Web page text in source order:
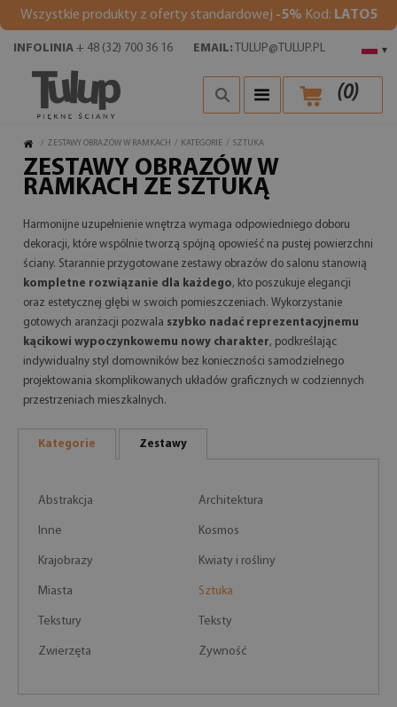
Wszystkie produkty z oferty standardowej -5% Kod: LATO5
▾
INFOLINIA + 48 (32) 700 36 16 EMAIL: TULUP@TULUP.PL
(0)
/ ZESTAWY OBRAZÓW W RAMKACH / KATEGORIE / SZTUKA
ZESTAWY OBRAZÓW W
RAMKACH ZE SZTUKĄ
Harmonijne uzupełnienie wnętrza wymaga odpowiedniego doboru
dekoracji, które wspólnie tworzą spójną opowieść na pustej powierzchni
ściany. Starannie przygotowane zestawy obrazów do salonu stanowią
kompletne rozwiązanie dla każdego, kto poszukuje elegancji
oraz estetycznej głębi w swoich pomieszczeniach. Wykorzystanie
gotowych aranżacji pozwala szybko nadać reprezentacyjnemu
kącikowi wypoczynkowemu nowy charakter, podkreślając
indywidualny styl domowników bez konieczności samodzielnego
projektowania skomplikowanych układów graficznych w codziennych
przestrzeniach mieszkalnych.
Kategorie Zestawy
Abstrakcja Architektura
Inne Kosmos
Krajobrazy Kwiaty i rośliny
Miasta Sztuka
Tekstury Teksty
Zwierzęta Żywność